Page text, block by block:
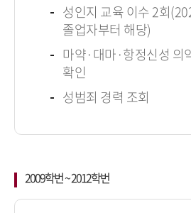
성인지 교육 이수 2회
졸업자부터 해당)
마약·대마·항정신성 의
확인
성범죄 경력 조회
2009학번 ~ 2012학번